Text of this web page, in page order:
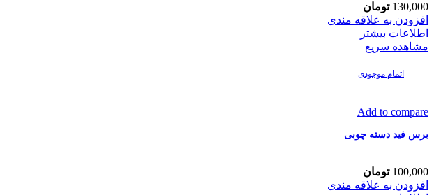
130,000 تومان
افزودن به علاقه مندی
اطلاعات بیشتر
مشاهده سریع
اتمام موجودی
Add to compare
برس فید دسته چوبی
100,000 تومان
افزودن به علاقه مندی